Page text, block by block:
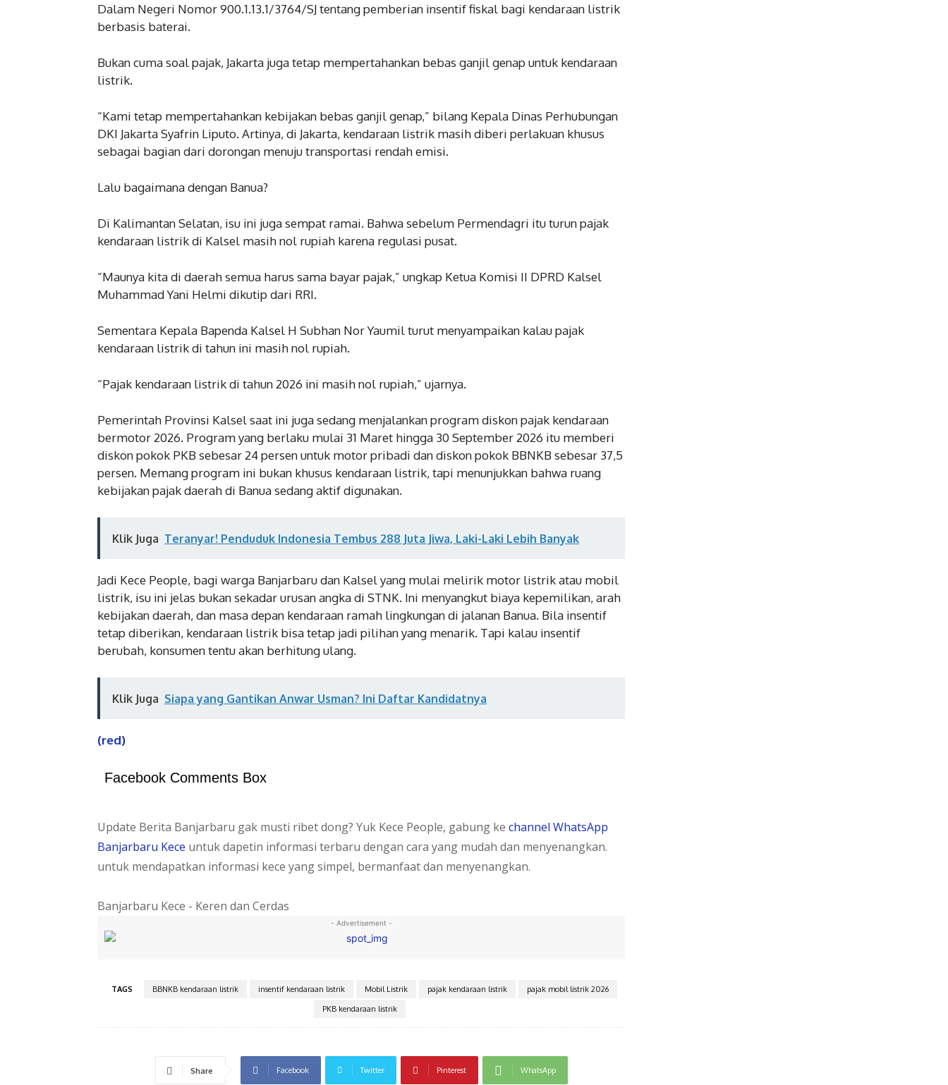
Dalam Negeri Nomor 900.1.13.1/3764/SJ tentang pemberian insentif fiskal bagi kendaraan listrik
berbasis baterai.
Bukan cuma soal pajak, Jakarta juga tetap mempertahankan bebas ganjil genap untuk kendaraan
listrik.
“Kami tetap mempertahankan kebijakan bebas ganjil genap,” bilang Kepala Dinas Perhubungan
DKI Jakarta Syafrin Liputo. Artinya, di Jakarta, kendaraan listrik masih diberi perlakuan khusus
sebagai bagian dari dorongan menuju transportasi rendah emisi.
Lalu bagaimana dengan Banua?
Di Kalimantan Selatan, isu ini juga sempat ramai. Bahwa sebelum Permendagri itu turun pajak
kendaraan listrik di Kalsel masih nol rupiah karena regulasi pusat.
“Maunya kita di daerah semua harus sama bayar pajak,” ungkap Ketua Komisi II DPRD Kalsel
Muhammad Yani Helmi dikutip dari RRI.
Sementara Kepala Bapenda Kalsel H Subhan Nor Yaumil turut menyampaikan kalau pajak
kendaraan listrik di tahun ini masih nol rupiah.
“Pajak kendaraan listrik di tahun 2026 ini masih nol rupiah,” ujarnya.
Pemerintah Provinsi Kalsel saat ini juga sedang menjalankan program diskon pajak kendaraan
bermotor 2026. Program yang berlaku mulai 31 Maret hingga 30 September 2026 itu memberi
diskon pokok PKB sebesar 24 persen untuk motor pribadi dan diskon pokok BBNKB sebesar 37,5
persen. Memang program ini bukan khusus kendaraan listrik, tapi menunjukkan bahwa ruang
kebijakan pajak daerah di Banua sedang aktif digunakan.
Klik Juga Teranyar! Penduduk Indonesia Tembus 288 Juta Jiwa, Laki-Laki Lebih Banyak
Jadi Kece People, bagi warga Banjarbaru dan Kalsel yang mulai melirik motor listrik atau mobil
listrik, isu ini jelas bukan sekadar urusan angka di STNK. Ini menyangkut biaya kepemilikan, arah
kebijakan daerah, dan masa depan kendaraan ramah lingkungan di jalanan Banua. Bila insentif
tetap diberikan, kendaraan listrik bisa tetap jadi pilihan yang menarik. Tapi kalau insentif
berubah, konsumen tentu akan berhitung ulang.
Klik Juga Siapa yang Gantikan Anwar Usman? Ini Daftar Kandidatnya
(red)
Facebook Comments Box
Update Berita Banjarbaru gak musti ribet dong? Yuk Kece People, gabung ke channel WhatsApp
Banjarbaru Kece untuk dapetin informasi terbaru dengan cara yang mudah dan menyenangkan.
untuk mendapatkan informasi kece yang simpel, bermanfaat dan menyenangkan.
Banjarbaru Kece - Keren dan Cerdas
- Advertisement -
TAGS BBNKB kendaraan listrik insentif kendaraan listrik Mobil Listrik pajak kendaraan listrik
pajak mobil listrik 2026
PKB kendaraan listrik
Share Facebook Twitter Pinterest WhatsApp